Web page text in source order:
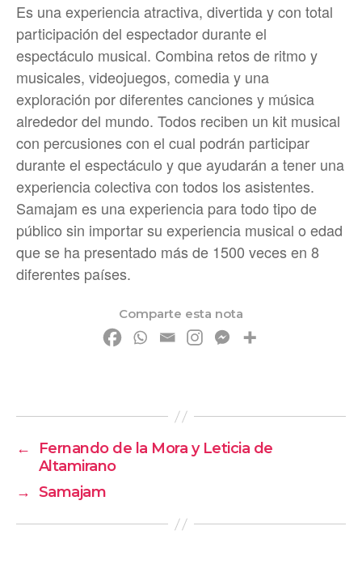
Es una experiencia atractiva, divertida y con total
participación del espectador durante el
espectáculo musical. Combina retos de ritmo y
musicales, videojuegos, comedia y una
exploración por diferentes canciones y música
alrededor del mundo. Todos reciben un kit musical
con percusiones con el cual podrán participar
durante el espectáculo y que ayudarán a tener una
experiencia colectiva con todos los asistentes.
Samajam es una experiencia para todo tipo de
público sin importar su experiencia musical o edad
que se ha presentado más de 1500 veces en 8
diferentes países.
Comparte esta nota
←
Fernando de la Mora y Leticia de
Altamirano
→
Samajam